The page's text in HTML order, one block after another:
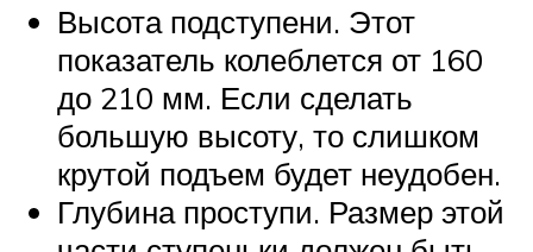
Высота подступени. Этот
показатель колеблется от 160
до 210 мм. Если сделать
большую высоту, то слишком
крутой подъем будет неудобен.
Глубина проступи. Размер этой